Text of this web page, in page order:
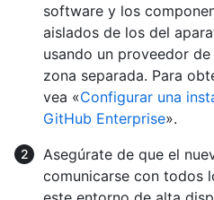
software y los
aislados de los del
usando un proveedor
zona separada. Para
vea «Configurar una
GitHub Enterprise».
Asegúrate de que el
comunicarse con todos